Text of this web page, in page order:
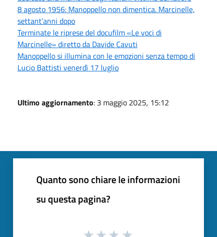
8 agosto 1956: Manoppello non dimentica. Marcinelle,
settant’anni dopo
Terminate le riprese del docufilm «Le voci di
Marcinelle» diretto da Davide Cavuti
Manoppello si illumina con le emozioni senza tempo di
Lucio Battisti venerdì 17 luglio
Ultimo aggiornamento: 3 maggio 2025, 15:12
Quanto sono chiare le informazioni
su questa pagina?